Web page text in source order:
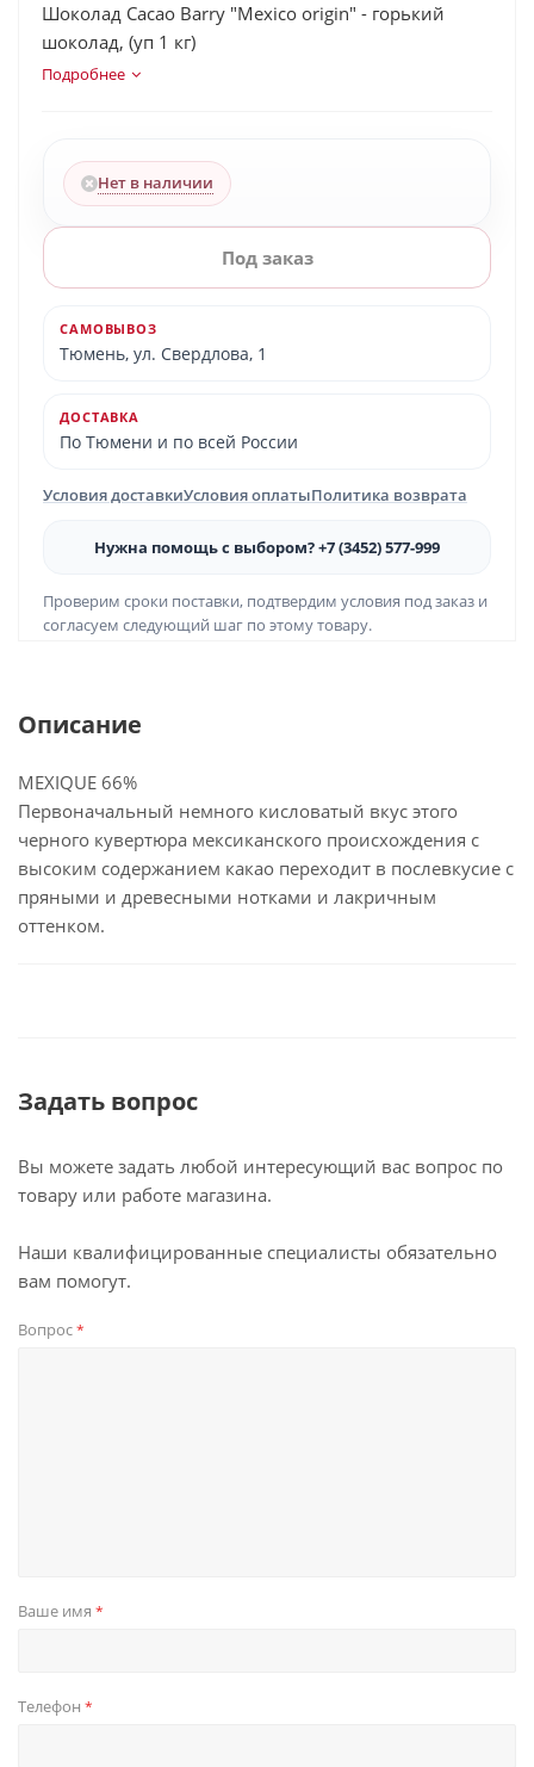
Шоколад Cacao Barry "Mexico origin" - горький
шоколад, (уп 1 кг)
Подробнее
Нет в наличии
Под заказ
САМОВЫВОЗ
Тюмень, ул. Свердлова, 1
ДОСТАВКА
По Тюмени и по всей России
Условия доставкиУсловия оплатыПолитика возврата
Нужна помощь с выбором? +7 (3452) 577-999
Проверим сроки поставки, подтвердим условия под заказ и
согласуем следующий шаг по этому товару.
Описание
MEXIQUE 66%
Первоначальный немного кисловатый вкус этого
черного кувертюра мексиканского происхождения с
высоким содержанием какао переходит в послевкусие с
пряными и древесными нотками и лакричным
оттенком.
Задать вопрос
Вы можете задать любой интересующий вас вопрос по
товару или работе магазина.
Наши квалифицированные специалисты обязательно
вам помогут.
Вопрос*
Ваше имя *
Телефон *